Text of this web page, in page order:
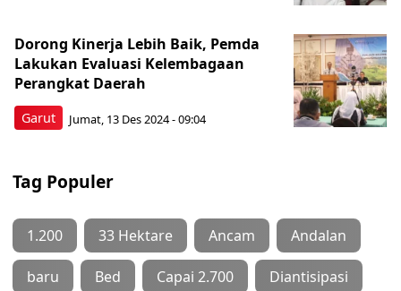
Garut
Dorong Kinerja Lebih Baik, Pemda
Lakukan Evaluasi Kelembagaan
Perangkat Daerah
Jumat, 13 Des 2024 - 09:04
Tag Populer
1.200 33 Hektare Ancam Andalan
baru Bed Capai 2.700 Diantisipasi